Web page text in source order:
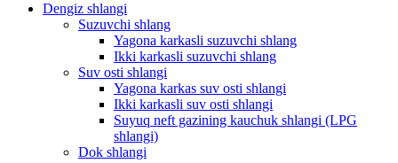
Dengiz shlangi
Suzuvchi shlang
Yagona karkasli suzuvchi shlang
Ikki karkasli suzuvchi shlang
Suv osti shlangi
Yagona karkas suv osti shlangi
Ikki karkasli suv osti shlangi
Suyuq neft gazining kauchuk shlangi (LPG
shlangi)
Dok shlangi